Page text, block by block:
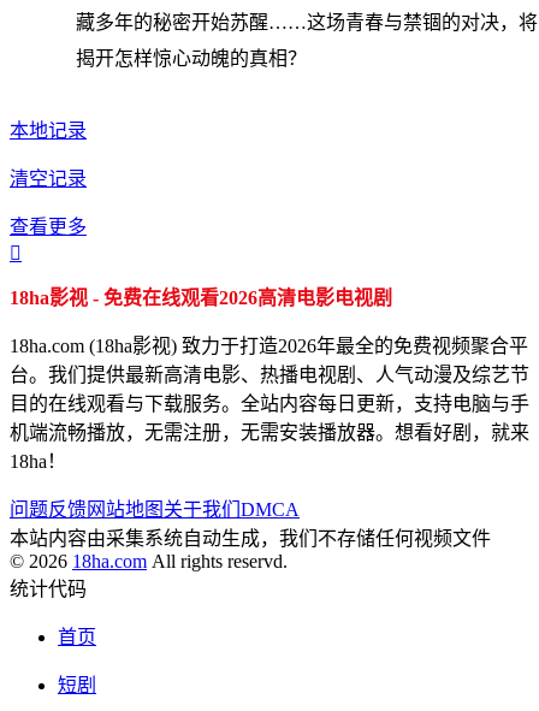
藏多年的秘密开始苏醒……这场青春与禁锢的对决，将
揭开怎样惊心动魄的真相？
本地记录
清空记录
查看更多

18ha影视 - 免费在线观看2026高清电影电视剧
18ha.com (18ha影视) 致力于打造2026年最全的免费视频聚合平
台。我们提供最新高清电影、热播电视剧、人气动漫及综艺节
目的在线观看与下载服务。全站内容每日更新，支持电脑与手
机端流畅播放，无需注册，无需安装播放器。想看好剧，就来
18ha！
问题反馈网站地图 关于我们 DMCA
本站内容由采集系统自动生成，我们不存储任何视频文件
© 2026 18ha.com All rights reservd.
统计代码
首页
短剧